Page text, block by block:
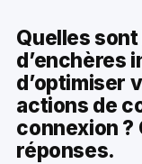
Quelles
d’enchères
d’optimiser
actions de
connexion ?
réponses.